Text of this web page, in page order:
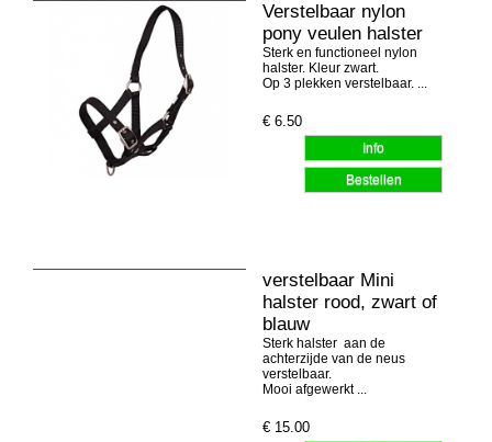
Verstelbaar nylon
pony veulen halster
Sterk en functioneel nylon
halster. Kleur zwart.
Op 3 plekken verstelbaar. ...
€ 6.50
verstelbaar Mini
halster rood, zwart of
blauw
Sterk halster aan de
achterzijde van de neus
verstelbaar.
Mooi afgewerkt ...
€ 15.00